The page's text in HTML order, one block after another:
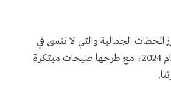
المحطات الجمالية والتي لا تنسى في
إطلالات جينيفر لوبيز عام 2024، مع طرحها صيحات مبتكرة